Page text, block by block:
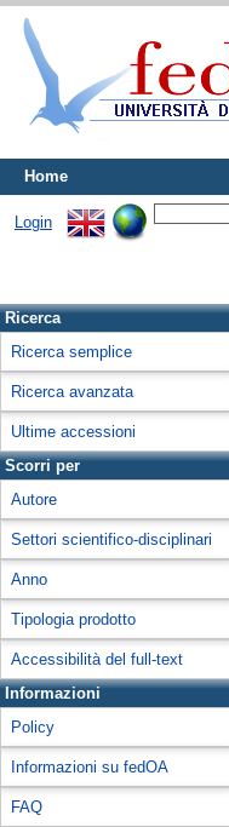
Home
Login
Ricerca
Ricerca semplice
Ricerca avanzata
Ultime accessioni
Scorri per
Autore
Settori scientifico-disciplinari
Anno
Tipologia prodotto
Accessibilità del full-text
Informazioni
Policy
Informazioni su fedOA
FAQ